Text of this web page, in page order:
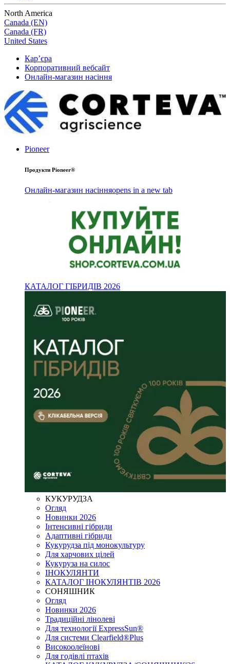
North America
Canada (EN)
Canada (FR)
United States
Кар’єра
Корпоративний вебсайт
Онлайн-магазин насіння
Pioneer
Продукти Pioneer®
Онлайн-магазин насінняopens in a new tab
КАТАЛОГ ГІБРИДІВ 2026
КУКУРУДЗА
Огляд
Новинки 2026
Інтенсивні гібриди
Адаптивні гібриди
Кукурудза під монокультуру
Для харчових цілей
Кукуруза на силос
ІНОКУЛЯНТИ
КАТАЛОГ ІНОКУЛЯНТІВ 2026
СОНЯШНИК
Огляд
Новинки 2026
Традиційні лінолеві
Для технології ExpressSun®
Для системи Clearfield®Plus
Високоолеїнові
Для годівлі птахів